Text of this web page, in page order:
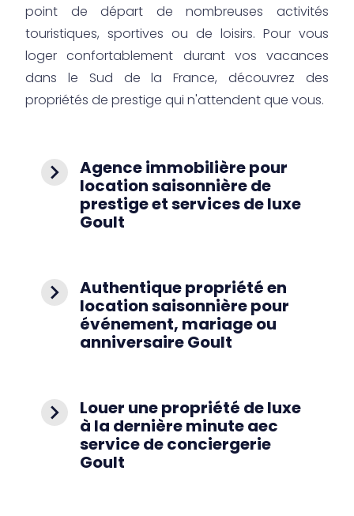
point de départ de nombreuses activités
touristiques, sportives ou de loisirs. Pour vous
loger confortablement durant vos vacances
dans le Sud de la France, découvrez des
propriétés de prestige qui n'attendent que vous.
navigate_next Agence immobilière pour
location saisonnière de
prestige et services de luxe
Goult
navigate_next Authentique propriété en
location saisonnière pour
événement, mariage ou
anniversaire Goult
navigate_next Louer une propriété de luxe
à la dernière minute aec
service de conciergerie
Goult